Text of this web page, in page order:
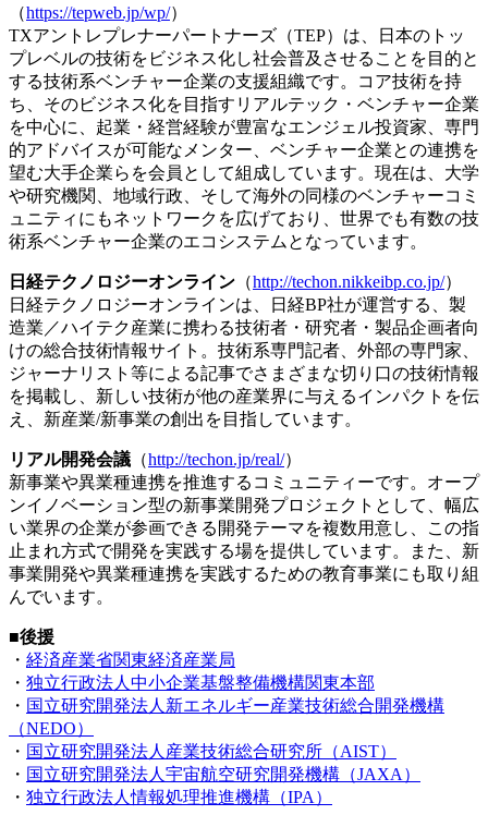
（https://tepweb.jp/wp/）
TXアントレプレナーパートナーズ（TEP）は、日本のトッ
プレベルの技術をビジネス化し社会普及させることを目的と
する技術系ベンチャー企業の支援組織です。コア技術を持
ち、そのビジネス化を目指すリアルテック・ベンチャー企業
を中心に、起業・経営経験が豊富なエンジェル投資家、専門
的アドバイスが可能なメンター、ベンチャー企業との連携を
望む大手企業らを会員として組成しています。現在は、大学
や研究機関、地域行政、そして海外の同様のベンチャーコミ
ュニティにもネットワークを広げており、世界でも有数の技
術系ベンチャー企業のエコシステムとなっています。
日経テクノロジーオンライン （http://techon.nikkeibp.co.jp/）
日経テクノロジーオンラインは、日経BP社が運営する、製
造業／ハイテク産業に携わる技術者・研究者・製品企画者向
けの総合技術情報サイト。技術系専門記者、外部の専門家、
ジャーナリスト等による記事でさまざまな切り口の技術情報
を掲載し、新しい技術が他の産業界に与えるインパクトを伝
え、新産業/新事業の創出を目指しています。
リアル開発会議 （http://techon.jp/real/）
新事業や異業種連携を推進するコミュニティーです。オープ
ンイノベーション型の新事業開発プロジェクトとして、幅広
い業界の企業が参画できる開発テーマを複数用意し、この指
止まれ方式で開発を実践する場を提供しています。また、新
事業開発や異業種連携を実践するための教育事業にも取り組
んでいます。
■後援
・ 経済産業省関東経済産業局
・ 独立行政法人中小企業基盤整備機構関東本部
・ 国立研究開発法人新エネルギー産業技術総合開発機構
（NEDO）
・ 国立研究開発法人産業技術総合研究所（AIST）
・ 国立研究開発法人宇宙航空研究開発機構（JAXA）
・ 独立行政法人情報処理推進機構（IPA）